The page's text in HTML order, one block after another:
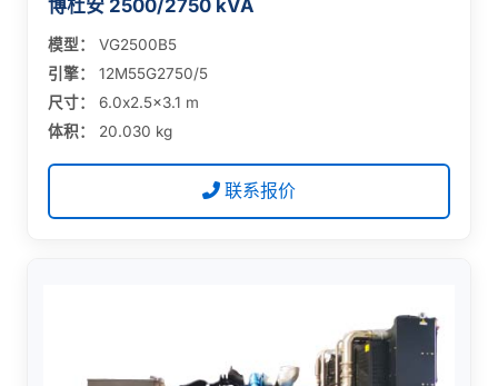
博杜安 2500/2750 kVA
模型：
VG2500B5
引擎：
12M55G2750/5
尺寸：
6.0x2.5x3.1 m
体积：
20.030 kg
联系报价